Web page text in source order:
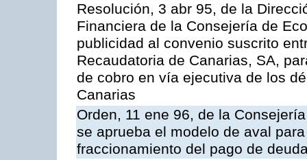
Resolución, 3 abr 95, de la
Financiera de la Consejería de
publicidad al convenio suscrito
Recaudatoria de Canarias, SA,
de cobro en vía ejecutiva de los
Canarias
Orden, 11 ene 96, de la
se aprueba el modelo de aval
fraccionamiento del pago de